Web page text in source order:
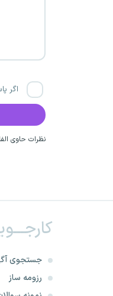
اگر
نظرات حاوی
جستجوی
رزومه ساز